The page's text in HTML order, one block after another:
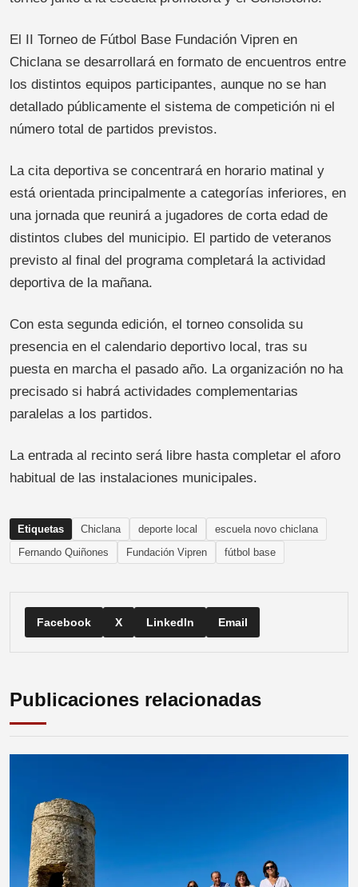
El II Torneo de Fútbol Base Fundación Vipren en
Chiclana se desarrollará en formato de encuentros entre
los distintos equipos participantes, aunque no se han
detallado públicamente el sistema de competición ni el
número total de partidos previstos.
La cita deportiva se concentrará en horario matinal y
está orientada principalmente a categorías inferiores, en
una jornada que reunirá a jugadores de corta edad de
distintos clubes del municipio. El partido de veteranos
previsto al final del programa completará la actividad
deportiva de la mañana.
Con esta segunda edición, el torneo consolida su
presencia en el calendario deportivo local, tras su
puesta en marcha el pasado año. La organización no ha
precisado si habrá actividades complementarias
paralelas a los partidos.
La entrada al recinto será libre hasta completar el aforo
habitual de las instalaciones municipales.
Etiquetas Chiclana deporte local
escuela novo chiclana
Fernando Quiñones
Fundación Vipren fútbol base
Facebook X LinkedIn Email
Publicaciones relacionadas